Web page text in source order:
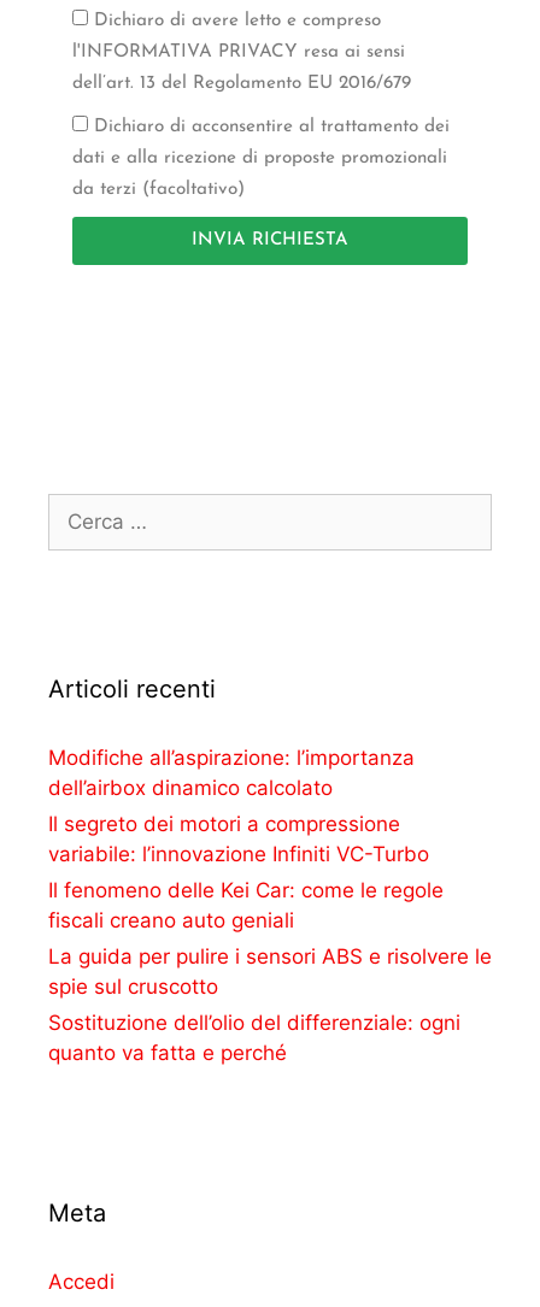
Dichiaro di avere letto e compreso
l'INFORMATIVA PRIVACY resa ai sensi
dell’art. 13 del Regolamento EU 2016/679
Dichiaro di acconsentire al trattamento dei
dati e alla ricezione di proposte promozionali
da terzi (facoltativo)
INVIA RICHIESTA
Articoli recenti
Modifiche all’aspirazione: l’importanza
dell’airbox dinamico calcolato
Il segreto dei motori a compressione
variabile: l’innovazione Infiniti VC-Turbo
Il fenomeno delle Kei Car: come le regole
fiscali creano auto geniali
La guida per pulire i sensori ABS e risolvere le
spie sul cruscotto
Sostituzione dell’olio del differenziale: ogni
quanto va fatta e perché
Meta
Accedi